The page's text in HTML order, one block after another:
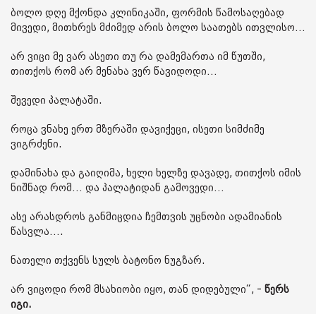
ბოლო დღე მქონდა კლინიკაში, ფორმის წამოსაღებად
მივედი, მითხრეს მძიმედ არის ბოლო საათებს ითვლისო…
არ ვიცი მე ვარ ასეთი თუ რა დამემართა იმ წუთში,
თითქოს რომ არ მენახა ვერ წავიდოდი…
შევედი პალატაში.
როცა ვნახე ერთ მზერაში დავიქეცი, ისეთი სიმძიმე
ვიგრძენი.
დამინახა და გაიღიმა, ხელი ხელზე დავადე, თითქოს იმის
ნიშნად რომ… და პალატიდან გამოვედი…
ასე არასდროს განმიცდია ჩემთვის უცნობი ადამიანის
წასვლა….
ნათელი თქვენს სულს ბატონო ნუგზარ.
არ ვიცოდი რომ მსახიობი იყო, თან დიდებული“, - წერს
იგი.